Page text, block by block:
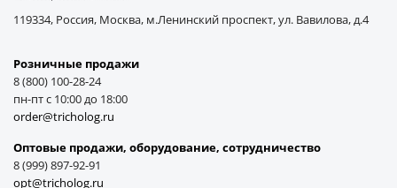
119334, Россия, Москва, м.Ленинский проспект, ул. Вавилова, д.4
Розничные продажи
8 (800) 100-28-24
пн-пт с 10:00 до 18:00
order@tricholog.ru
Оптовые продажи, оборудование, cотрудничество
8 (999) 897-92-91
opt@tricholog.ru